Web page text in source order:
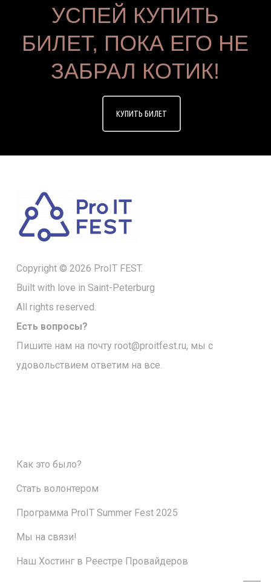
УСПЕЙ КУПИТЬ
БИЛЕТ, ПОКА ЕГО НЕ
ЗАБРАЛ КОТИК!
КУПИТЬ БИЛЕТ
Copyright © 2026 ProIT FEST.
Built with love in Saint-Peterburg
All rights reserved.
Есть вопросы?
Пишите нам на почту root@proitfest.ru, мы с
удовольствием ответим на все.
Как это было?
Стать волонтером
Программа ProIT Summer Fest 2025
Мы на связи!
Наш Хостинг в Реестре Провайдеров